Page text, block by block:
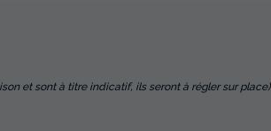
et sont à titre indicatif, ils seront à régler sur place)